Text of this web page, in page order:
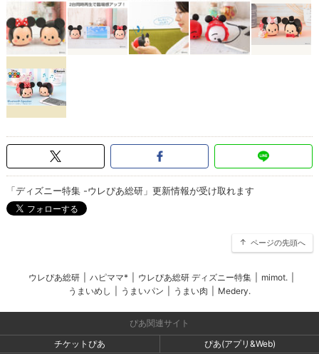
「ディズニー特集 -ウレぴあ総研」更新情報が受け取れます
ページの先頭へ
ウレぴあ総研 ハピママ* ウレぴあ総研 ディズニー特集 mimot.
うまいめし
うまいパン うまい肉 Medery.
ぴあ関連サイト
チケットぴあ
ぴあ(アプリ&Web)